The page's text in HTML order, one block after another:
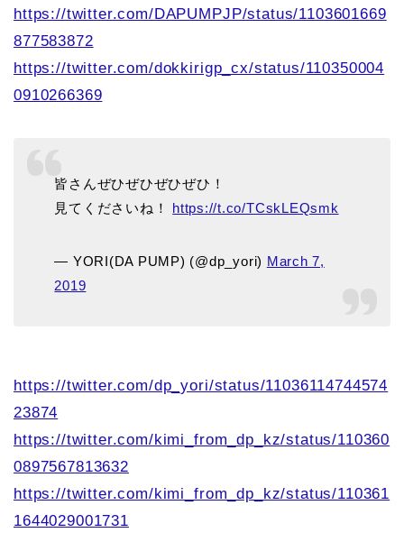
https://twitter.com/DAPUMPJP/status/1103601669
877583872
https://twitter.com/dokkirigp_cx/status/110350004
0910266369
皆さんぜひぜひぜひぜひ！
見てくださいね！ https://t.co/TCskLEQsmk
— YORI(DA PUMP) (@dp_yori) March 7,
2019
https://twitter.com/dp_yori/status/11036114744574
23874
https://twitter.com/kimi_from_dp_kz/status/110360
0897567813632
https://twitter.com/kimi_from_dp_kz/status/110361
1644029001731